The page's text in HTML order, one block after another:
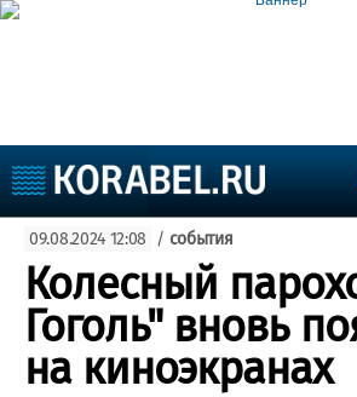
Судоходство
Судоремонт
События
Пресс-релизы
Порты
ВМФ
09.08.2024 12:08 / события
Колесный
Гоголь" вновь
на киноэкранах